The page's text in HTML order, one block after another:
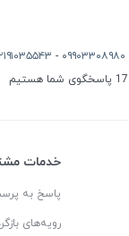
۰۹۹۰۳۳۰۸۹۸۰ -
خدمات
پاسخ به
رویه‌های